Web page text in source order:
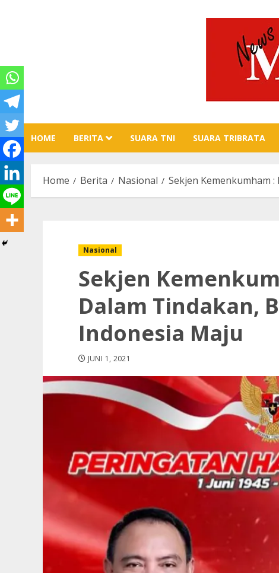
HOME BERITA SUARA TNI SUARA TRIBRATA
Home Berita Nasional Sekjen Kemenkumham
Nasional
Sekjen
Dalam Tindakan,
Indonesia Maju
JUNI 1, 2021